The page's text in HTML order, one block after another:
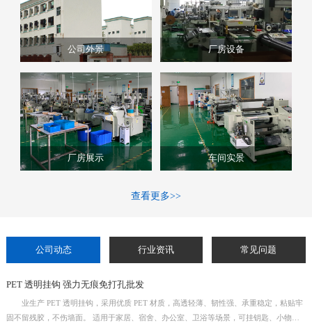
公司外景 厂房设备
厂房展示 车间实景
查看更多>>
公司动态 行业资讯 常见问题
PET 透明挂钩 强力无痕免打孔批发
业生产 PET 透明挂钩，采用优质 PET 材质，高透轻薄、韧性强、承重稳定，粘贴牢
固不留残胶，不伤墙面。 适用于家居、宿舍、办公室、卫浴等场景，可挂钥匙、小物